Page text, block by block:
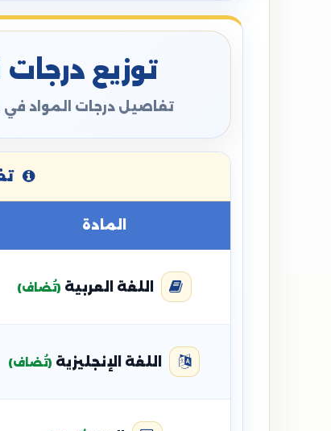
توزيع درجات
تفاصيل درجات المواد في
المادة
اللغة العربية (تُضاف)
اللغة الإنجليزية (تُضاف)